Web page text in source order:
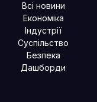
Всі новини
Економіка
Індустрії
Суспільство
Безпека
Дашборди